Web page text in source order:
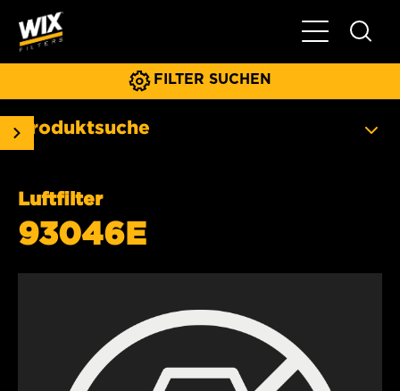
FILTER SUCHEN
Produktsuche
Luftfilter
93046E